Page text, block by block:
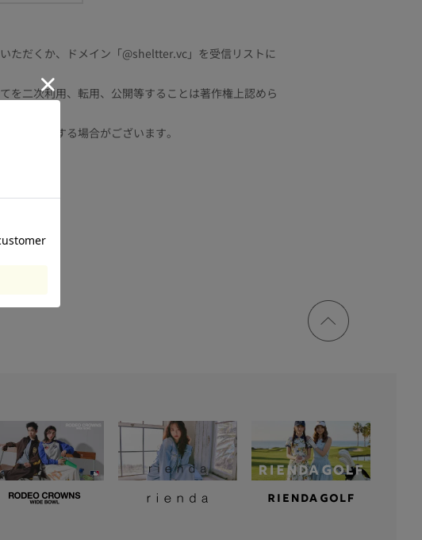
ただくか、ドメイン「@sheltter.vc」を受信リストに
を二次利用、転用、公開等することは著作権上認めら
間を要する場合がございます。
ページ
トップ